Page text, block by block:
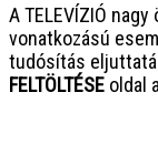
A TELEVÍZIÓ
vonatkozású
tudósítás
FELTÖLTÉSE oldal